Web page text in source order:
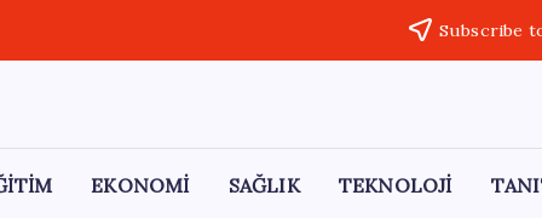
Subscribe
EKONOMİ SAĞLIK TEKNOLOJİ